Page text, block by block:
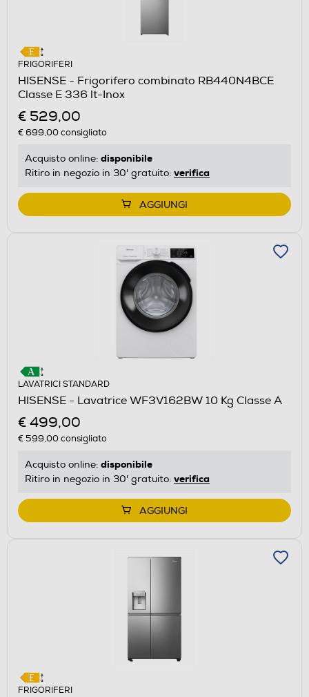
FRIGORIFERI
HISENSE - Frigorifero combinato RB440N4BCE
Classe E 336 lt-Inox
€ 529,00
€ 699,00consigliato
Acquisto online: disponibile
Ritiro in negozio in 30' gratuito: verifica
AGGIUNGI
LAVATRICI STANDARD
HISENSE - Lavatrice WF3V162BW 10 Kg Classe A
€ 499,00
€ 599,00consigliato
Acquisto online: disponibile
Ritiro in negozio in 30' gratuito: verifica
AGGIUNGI
FRIGORIFERI